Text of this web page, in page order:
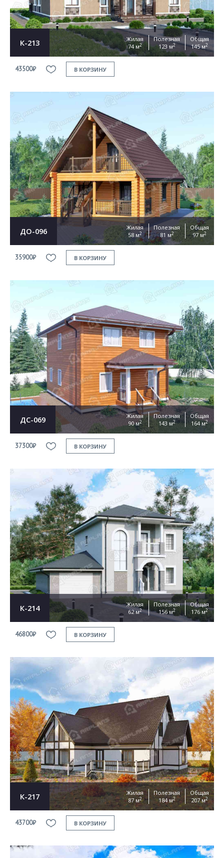
К-213
Жилая
74 м2
Полезная
123 м2
Общая
145 м2
43500₽ В КОРЗИНУ
ДО-096
Жилая
58 м2
Полезная
81 м2
Общая
97 м2
35900₽ В КОРЗИНУ
ДС-069
Жилая
90 м2
Полезная
143 м2
Общая
164 м2
37300₽ В КОРЗИНУ
К-214
Жилая
62 м2
Полезная
156 м2
Общая
176 м2
46800₽ В КОРЗИНУ
К-217
Жилая
87 м2
Полезная
184 м2
Общая
207 м2
43700₽ В КОРЗИНУ